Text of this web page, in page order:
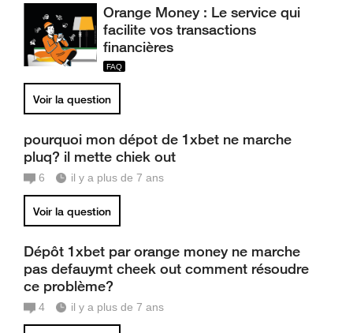
Orange Money : Le service qui
facilite vos transactions
financières
Voir la question
pourquoi mon dépot de 1xbet ne marche
pluq? il mette chiek out
6 il y a plus de 7 ans
Voir la question
Dépôt 1xbet par orange money ne marche
pas defauymt cheek out comment résoudre
ce problème?
4 il y a plus de 7 ans